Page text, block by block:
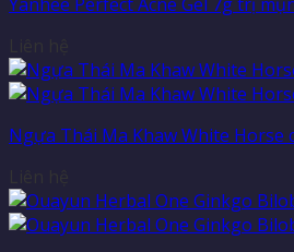
Ngựa Thái Ma Khaw White Horse